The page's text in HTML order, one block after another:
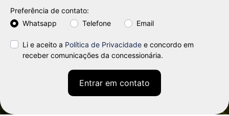
Preferência de contato:
Whatsapp
Telefone Email
Li e aceito a Política de Privacidade e concordo em
receber comunicações da concessionária.
Entrar em contato